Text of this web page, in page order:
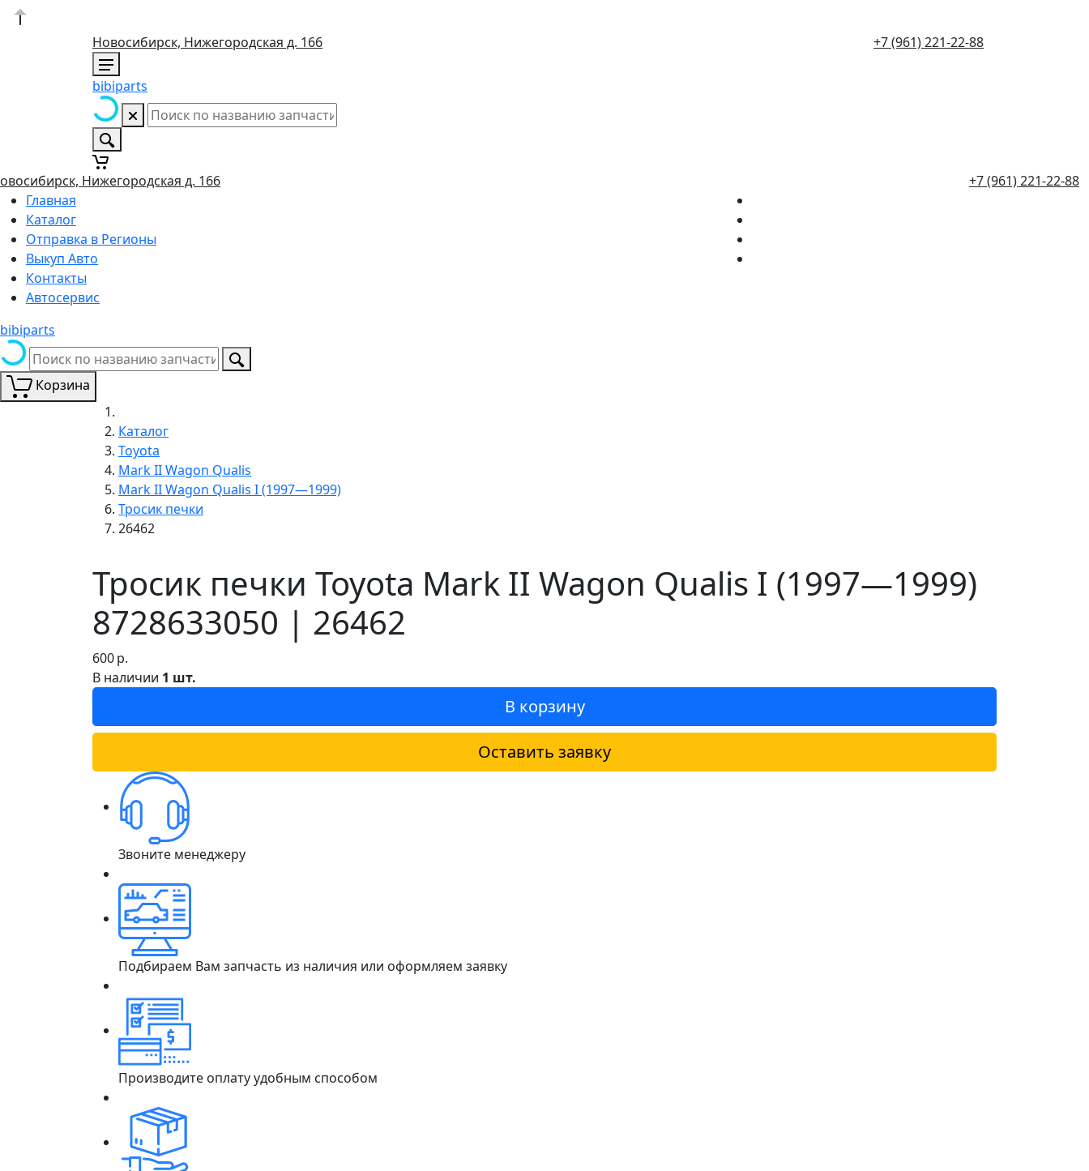
Новосибирск, Нижегородская д. 166 +7 (961) 221-22-88
bibiparts
Нижегородская д. 166
+7 (961) 221-22-88
Главная
Каталог
Отправка в Регионы
Выкуп Авто
Контакты
Автосервис
bibiparts
Корзина
Каталог
Toyota
Mark II Wagon Qualis
Mark II Wagon Qualis I (1997—1999)
Тросик печки
26462
Тросик печки Toyota Mark II Wagon Qualis I (1997—1999)
8728633050 | 26462
600р.
В наличии 1 шт.
В корзину
Оставить заявку
Звоните менеджеру
Подбираем Вам запчасть из наличия или оформляем заявку
Производите оплату удобным способом